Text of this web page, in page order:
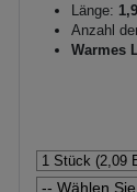
Länge:
Anzahl
Warmes